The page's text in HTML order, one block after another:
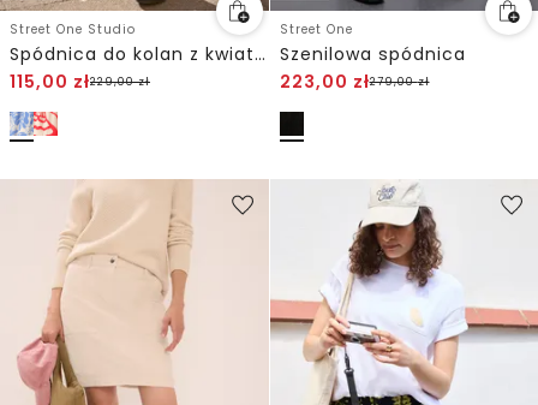
Street One Studio
Spódnica do kolan z kwiatowym wzorem
115,00 zł229,00zł
Street One
Szenilowa spódnica
223,00 zł279,00zł